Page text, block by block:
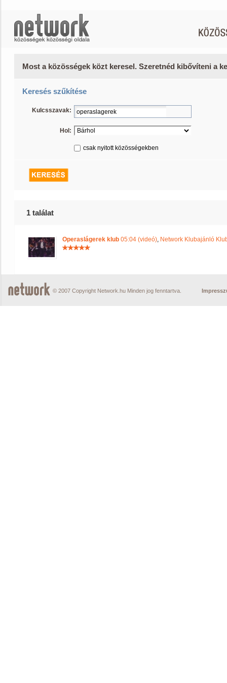
Most a közösségek közt keresel. Szeretnéd kibővíteni a
Keresés szűkítése
Kulcsszavak:
Hol:
csak nyitott közösségekben
1 találat
Operaslágerek klub 05:04 (videó), Network Klubajánló
© 2007 Copyright Network.hu Minden jog fenntartva.